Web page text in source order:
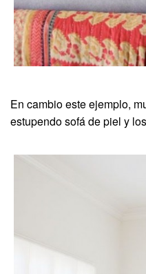
En cambio este ejemplo,
estupendo sofá de piel y